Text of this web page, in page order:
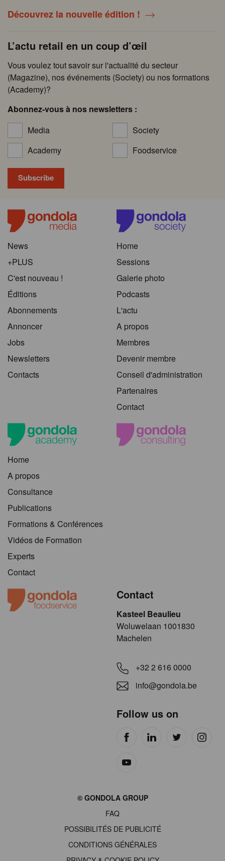
Découvrez la nouvelle édition !
L’actu retail en un coup d’œil
Vous voulez tout savoir sur l'actualité du secteur
(Magazine), nos événements (Society) ou nos formations
(Academy)?
Abonnez-vous à nos newsletters :
Media
Society
Academy
Foodservice
News
+PLUS
C'est nouveau !
Éditions
Abonnements
Annoncer
Jobs
Newsletters
Contacts
Home
Sessions
Galerie photo
Podcasts
L'actu
A propos
Membres
Devenir membre
Conseil d'administration
Partenaires
Contact
Home
A propos
Consultance
Publications
Formations & Conférences
Vidéos de Formation
Experts
Contact
Contact
Kasteel Beaulieu
​​​Woluwelaan 1001830
Machelen
+32 2 616 0000
info@gondola.be
Follow us on
© GONDOLA GROUP
FAQ
POSSIBILITÉS DE PUBLICITÉ
CONDITIONS GÉNÉRALES